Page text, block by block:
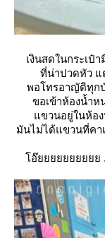
เงินสดในกระเ
ที่น่าปวดหัว แ
พอโทรอาญัติทุก
ขอเข้าห้องน้ำห
ขวนอยู่ในห้อง
มันไม่ได้แขวนที่คา
อ๊ยยยยยยยยยย